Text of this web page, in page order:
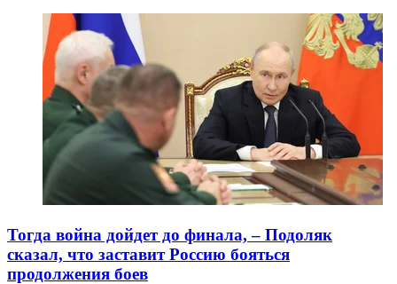
Тогда война дойдет до финала, – Подоляк
сказал, что заставит Россию бояться
продолжения боев